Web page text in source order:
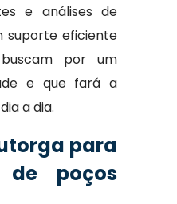
e análises de
suporte eficiente
por um
e que fará a
a dia.
para
de poços